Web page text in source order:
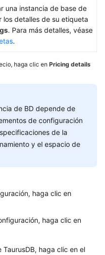
una instancia de base de
los detalles de su etiqueta
. Para más detalles, véase
.
haga clic en Pricing details
de BD depende de
de configuración
de la
y el espacio de
haga clic en
haga clic en
haga clic en el